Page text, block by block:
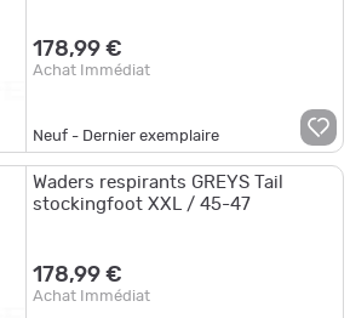
178,99 €
Achat Immédiat
Neuf - Dernier exemplaire
Waders respirants GREYS Tail
stockingfoot XXL / 45-47
178,99 €
Achat Immédiat